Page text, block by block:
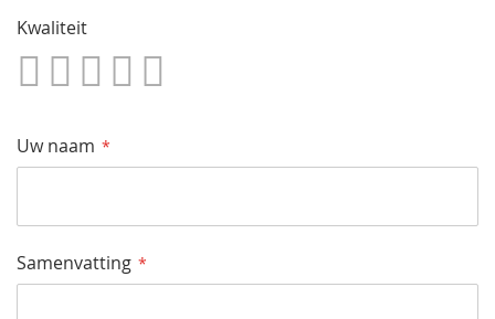
Kwaliteit
1
Star
2
Sterren
3
Sterren
4
Sterren
Uw naam
Samenvatting